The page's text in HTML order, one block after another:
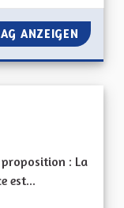
ANZEIGEN
: La
est...